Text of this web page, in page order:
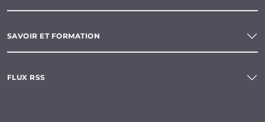
SAVOIR ET FORMATION
FLUX RSS